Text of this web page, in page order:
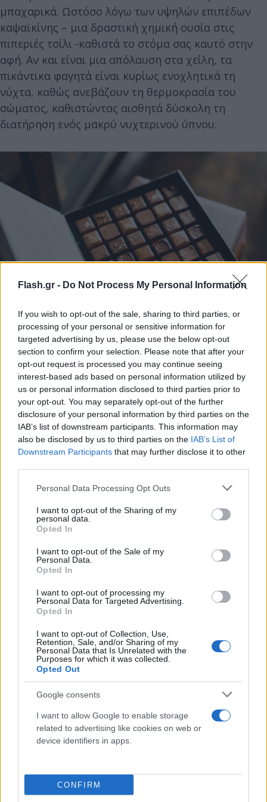
Flash.gr - Do Not Process My Personal Information
If you wish to opt-out of the sale, sharing to third parties, or
processing of your personal or sensitive information for
targeted advertising by us, please use the below opt-out
section to confirm your selection. Please note that after your
opt-out request is processed you may continue seeing
interest-based ads based on personal information utilized by
us or personal information disclosed to third parties prior to
your opt-out. You may separately opt-out of the further
disclosure of your personal information by third parties on the
IAB’s list of downstream participants. This information may
also be disclosed by us to third parties on the IAB’s List of
Downstream Participants that may further disclose it to other
Please note that this website/app uses one or more Google
not limited to your visit or usage behaviour. You may click to
grant or deny consent to Google and its third-party tags to
use your data for below specified purposes in below Google
consent section.
Personal Data Processing Opt Outs
I want to opt-out of the Sharing of my
personal data.
Opted In
I want to opt-out of the Sale of my
Personal Data.
Opted In
I want to opt-out of processing my
Personal Data for Targeted Advertising.
Opted In
I want to opt-out of Collection, Use,
Retention, Sale, and/or Sharing of my
Personal Data that Is Unrelated with the
Purposes for which it was collected.
Opted Out
Google consents
I want to allow Google to enable storage
related to advertising like cookies on web or
device identifiers in apps.
CONFIRM
μπαχαρικά. Ωστόσο λόγω των υψηλών επιπέδων
καψαϊκίνης – μια δραστική χημική ουσία στις
πιπεριές τσίλι -καθιστά το στόμα σας καυτό στην
αφή. Αν και είναι μια απόλαυση στα χείλη, τα
πικάντικα φαγητά είναι κυρίως ενοχλητικά τη
νύχτα, καθώς ανεβάζουν τη θερμοκρασία του
σώματος, καθιστώντας αισθητά δύσκολη τη
διατήρηση ενός μακρύ νυχτερινού ύπνου.
Σοκολάτα
Η σοκολάτα είναι γεμάτη καφεΐνη, ένα διεγερτικό
που βρίσκεται σε ροφήματα όπως ο καφές και το
τσάι, τα οποία είναι γνωστά για το ότι σας κρατούν
ξύπνιους. Σύμφωνα με το Livestrong: “Η σοκολάτα
περιέχει μια τριάδα ουσιών – καφεΐνη, θεοβρωμίνη
και ζάχαρη – που δημιουργούν τον τέλειο
συνδυασμό για να σαμποτάρουν τον ύπνο. Η
σοκολάτα είναι μια σταθερή πηγή καφεΐνης και,
όπως το πρωινό σας τρέξιμο, μπορεί να σας δώσει
ένα τράνταγμα ενέργειας, το οποίο δεν χρειάζεστε
τη νύχτα, όταν προσπαθείτε να ηρεμήσετε.
Τυρί